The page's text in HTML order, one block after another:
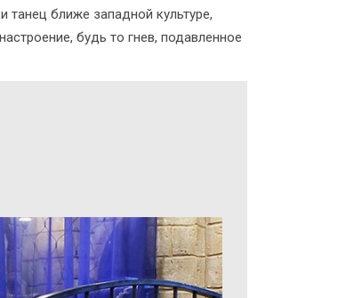
ближе западной культуре,
будь то гнев, подавленное